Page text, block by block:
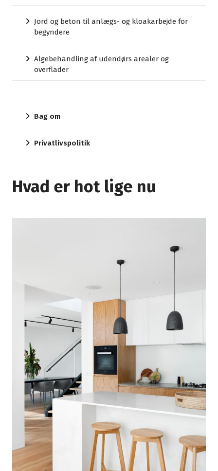
Jord og beton til anlægs- og kloakarbejde for
begyndere
Algebehandling af udendørs arealer og
overflader
Bag om
Privatlivspolitik
Hvad er hot lige nu